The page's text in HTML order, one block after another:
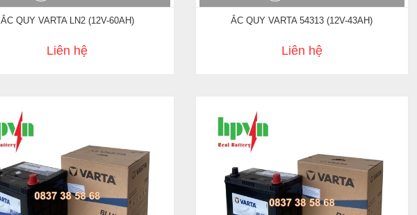
ẮC QUY VARTA LN2 (12V-60AH)
Liên hệ
ẮC QUY VARTA 54313 (12V-43AH)
Liên hệ